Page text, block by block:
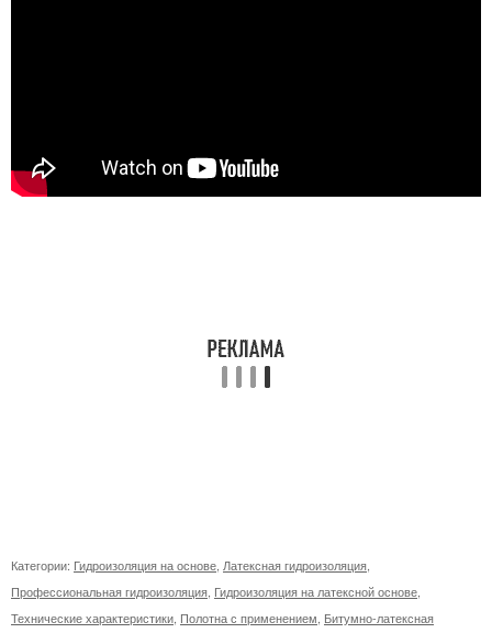
Категории: Гидроизоляция на основе Латексная гидроизоляция
Профессиональная гидроизоляция Гидроизоляция на латексной основе
Технические характеристики Полотна с применением Битумно-латексная